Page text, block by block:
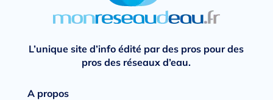
L’unique site d’info édité par des pros pour des
pros des réseaux d’eau.
A propos